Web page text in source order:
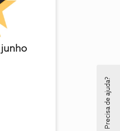
junho
Precisa de ajuda?